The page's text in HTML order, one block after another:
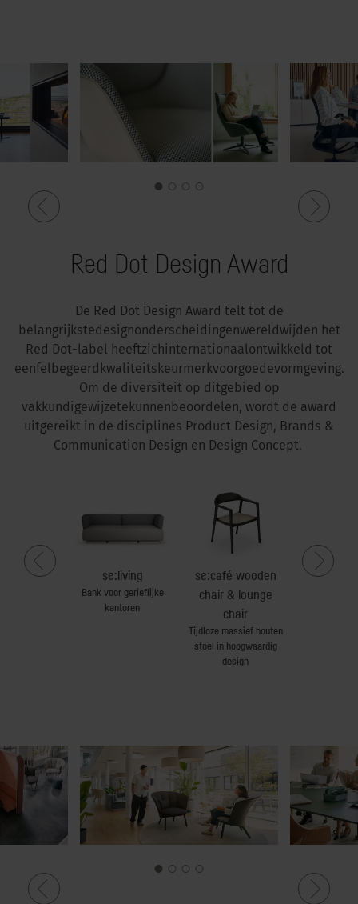
Red Dot Design Award
De Red Dot Design Award telt tot de
belangrijkstedesignonderscheidingenwereldwijd en het
Red Dot-label heeftzichinternationaalontwikkeld tot
eenfelbegeerd kwaliteitskeurmerkvoorgoedevormgeving.
Om de diversiteit op ditgebied op
vakkundigewijzete kunnen beoordelen, wordt de award
uitgereikt in de disciplines Product Design, Brands &
Communication Design en Design Concept.
up se:living
Bank voor gerieflijke
kantoren
se:café wooden
chair & lounge
chair
Tijdloze massief houten
stoel in hoogwaardig
design